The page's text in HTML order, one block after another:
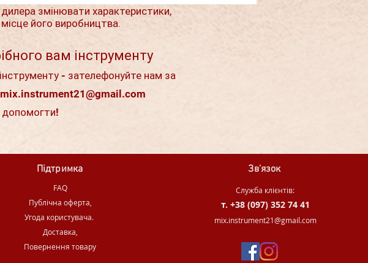
змінювати характеристики,
його виробництва.
вам інструменту
- зателефонуйте нам за
mix.instrument21@gmail.com
Підтримка
FAQ
Публічна оферта,
Угода користувача.
Доставка,
Повернення товару
Зв'язок
Служба клієнтів:
т. +38 (097) 352 74 41
mix.instrument21@gmail.com